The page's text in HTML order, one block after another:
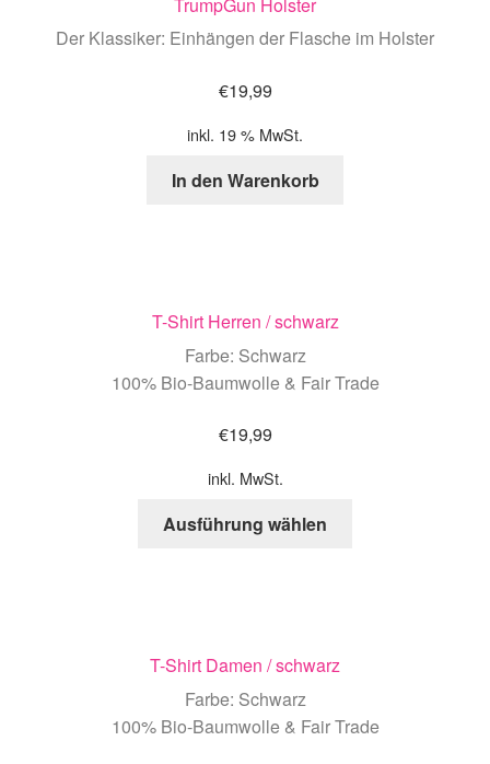
Der Klassiker: Einhängen der Flasche im Holster
€19,99
inkl. 19 % MwSt.
In den Warenkorb
T-Shirt Herren / schwarz
Farbe: Schwarz
100% Bio-Baumwolle & Fair Trade
€19,99
inkl. MwSt.
Ausführung wählen
T-Shirt Damen / schwarz
Farbe: Schwarz
100% Bio-Baumwolle & Fair Trade